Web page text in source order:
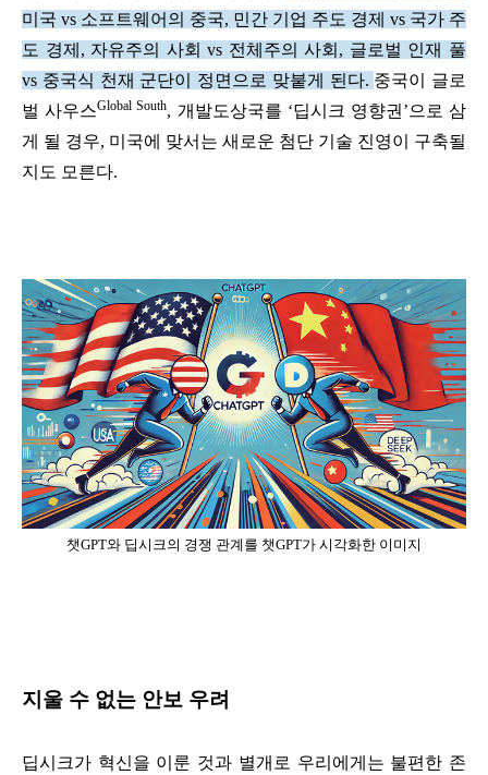
미국 vs 소프트웨어의 중국, 민간 기업 주도 경제 vs 국가 주
도 경제, 자유주의 사회 vs 전체주의 사회, 글로벌 인재 풀
vs 중국식 천재 군단이 정면으로 맞붙게 된다. 중국이 글로
벌 사우스Global South, 개발도상국를 ‘딥시크 영향권’으로 삼
게 될 경우, 미국에 맞서는 새로운 첨단 기술 진영이 구축될
지도 모른다.
챗GPT와 딥시크의 경쟁 관계를 챗GPT가 시각화한 이미지
지울 수 없는 안보 우려
딥시크가 혁신을 이룬 것과 별개로 우리에게는 불편한 존